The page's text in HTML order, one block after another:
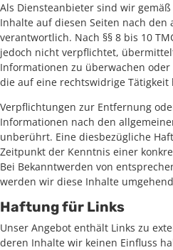
Als Diensteanbieter sind wir gemäß
Inhalte auf diesen Seiten nach den
verantwortlich. Nach §§ 8 bis 10
jedoch nicht verpflichtet,
Informationen zu überwachen
die auf eine rechtswidrige Tätigkeit
Verpflichtungen zur Entfernung
Informationen nach den
unberührt. Eine diesbezügliche
Zeitpunkt der Kenntnis einer
Bei Bekanntwerden von
werden wir diese Inhalte
Haftung für Links
Unser Angebot enthält Links zu
deren Inhalte wir keinen Einfluss